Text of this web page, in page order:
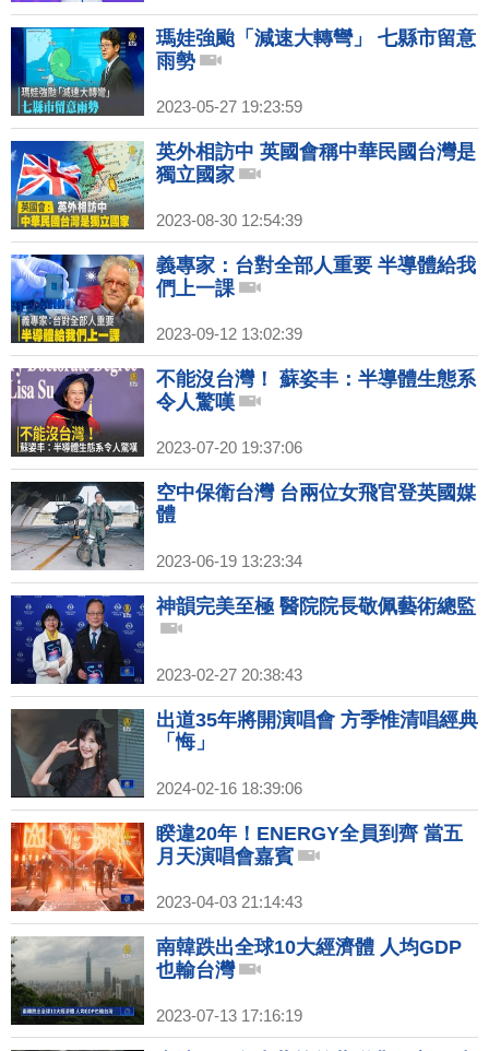
瑪娃強颱「減速大轉彎」 七縣市留意
雨勢
2023-05-27 19:23:59
英外相訪中 英國會稱中華民國台灣是
獨立國家
2023-08-30 12:54:39
義專家：台對全部人重要 半導體給我
們上一課
2023-09-12 13:02:39
不能沒台灣！ 蘇姿丰：半導體生態系
令人驚嘆
2023-07-20 19:37:06
空中保衛台灣 台兩位女飛官登英國媒
體
2023-06-19 13:23:34
神韻完美至極 醫院院長敬佩藝術總監
2023-02-27 20:38:43
出道35年將開演唱會 方季惟清唱經典
「悔」
2024-02-16 18:39:06
睽違20年！ENERGY全員到齊 當五
月天演唱會嘉賓
2023-04-03 21:14:43
南韓跌出全球10大經濟體 人均GDP
也輸台灣
2023-07-13 17:16:19